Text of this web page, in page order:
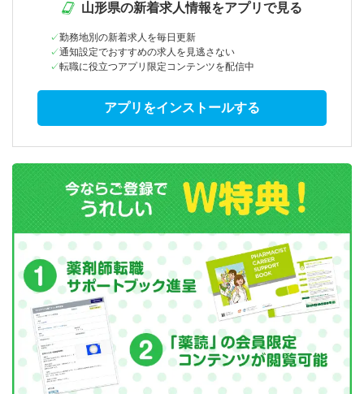
山形県の新着求人情報をアプリで見る
勤務地別の新着求人を毎日更新
通知設定でおすすめの求人を見逃さない
転職に役立つアプリ限定コンテンツを配信中
アプリをインストールする